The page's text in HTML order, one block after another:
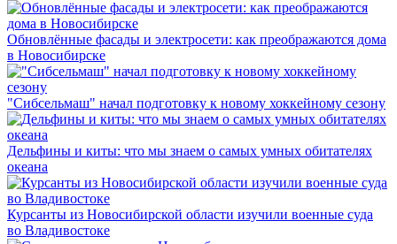
Обновлённые фасады и электросети: как преображаются дома
в Новосибирске
"Сибсельмаш" начал подготовку к новому хоккейному сезону
Дельфины и киты: что мы знаем о самых умных обитателях
океана
Курсанты из Новосибирской области изучили военные суда
во Владивостоке